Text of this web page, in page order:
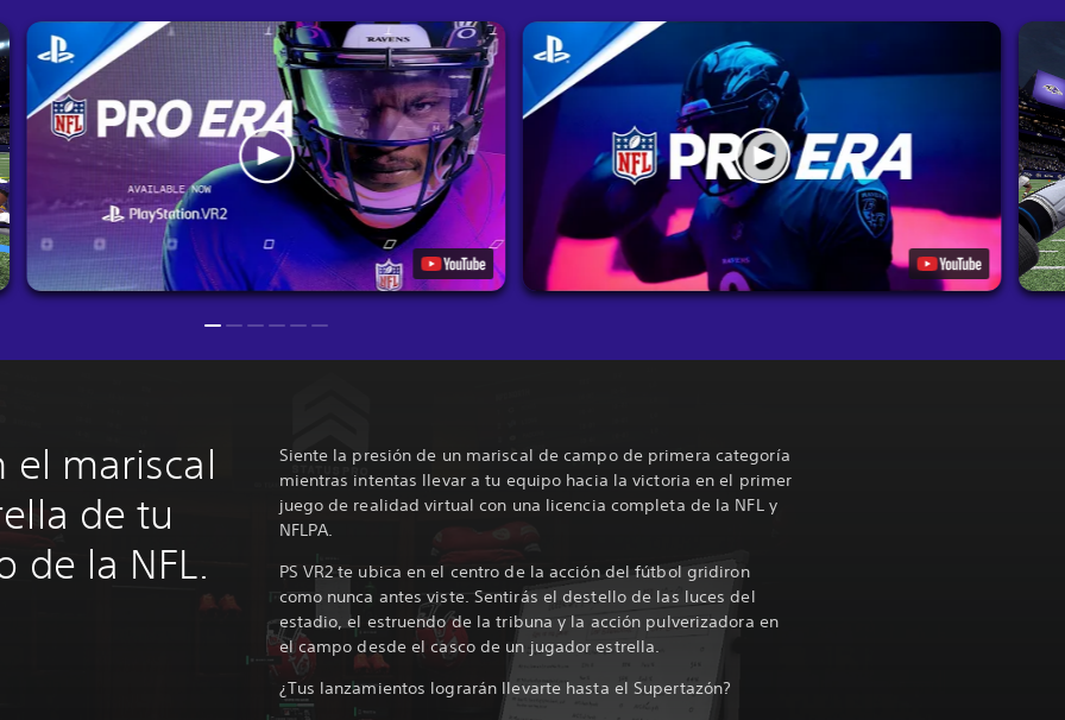
el mariscal
de tu
la NFL.
Siente la presión de un mariscal de campo de primera categoría
mientras intentas llevar a tu equipo hacia la victoria en el primer
juego de realidad virtual con una licencia completa de la NFL y
NFLPA.
PS VR2 te ubica en el centro de la acción del fútbol gridiron
como nunca antes viste. Sentirás el destello de las luces del
estadio, el estruendo de la tribuna y la acción pulverizadora en
el campo desde el casco de un jugador estrella.
¿Tus lanzamientos lograrán llevarte hasta el Supertazón?